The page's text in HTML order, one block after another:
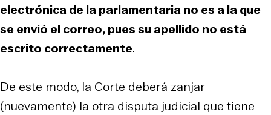
electrónica de la parlamentaria no es a la que
se envió el correo, pues su apellido no está
escrito correctamente.
De este modo, la Corte deberá zanjar
(nuevamente) la otra disputa judicial que tiene